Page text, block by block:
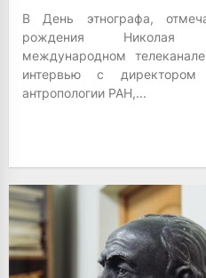
В День этнографа,
рождения Николая
международном
интервью с директором
антропологии РАН,...